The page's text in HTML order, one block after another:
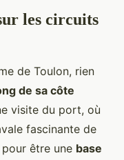
les circuits
de Toulon, rien
de sa côte
visite du port, où
fascinante de
être une base